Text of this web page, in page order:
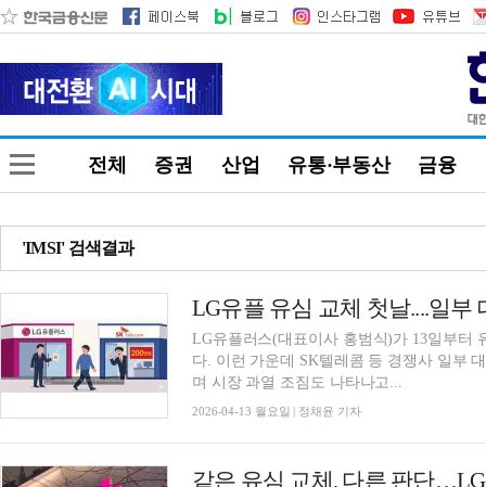
전체 증권 산업 유통·부동산 금융
'IMSI' 검색결과
LG유플 유심 교체 첫날....일부
LG유플러스(대표이사 홍범식)가 13일부터
다. 이런 가운데 SK텔레콤 등 경쟁사 일부
며 시장 과열 조짐도 나타나고...
2026-04-13 월요일 | 정채윤 기자